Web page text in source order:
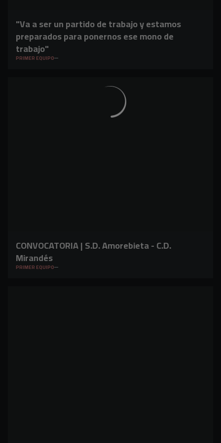
"Va a ser un partido de trabajo y estamos
preparados para ponernos ese mono de
trabajo"
PRIMER EQUIPO
CONVOCATORIA | S.D. Amorebieta - C.D.
Mirandés
PRIMER EQUIPO